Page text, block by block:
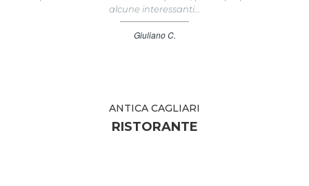
alcune interessanti…
Giuliano C.
ANTICA CAGLIARI
RISTORANTE